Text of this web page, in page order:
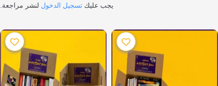
يجب عليك تسجيل الدخوللنشر مراجعة.